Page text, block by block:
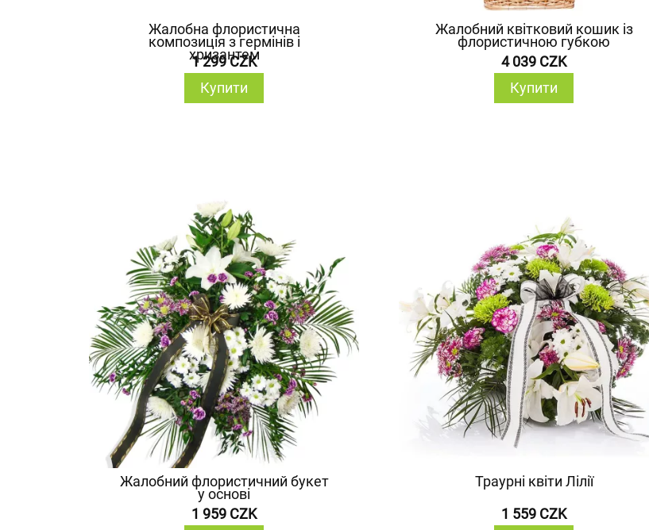
Жалобна флористична
композиція з гермінів і
хризантем
1 299 CZK
Купити
Жалобний квітковий кошик із
флористичною губкою
4 039 CZK
Купити
Жалобний флористичний букет
у основі
1 959 CZK
Траурні квіти Лілії
1 559 CZK